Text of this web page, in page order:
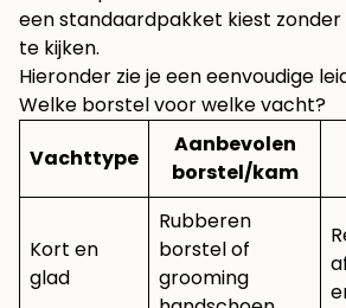
een standaardpakket kiest zonder
te kijken.
Hieronder zie je een eenvoudige
Welke borstel voor welke vacht?
Vachttype
Aanbevolen
borstel/kam
Kort en
glad
Rubberen
borstel of
grooming